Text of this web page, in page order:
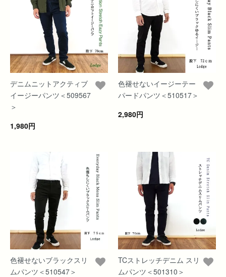
デニムニットアクティブ
イージーパンツ＜509567
＞
1,980円
色褪せないイージーテー
パードパンツ＜510517＞
2,980円
色褪せないブラックスリ
ムパンツ＜510547＞
TCストレッチデニム スリ
ムパンツ＜501310＞